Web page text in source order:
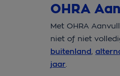
OHRA
Met OHRA
niet of niet
buitenland,
jaar.